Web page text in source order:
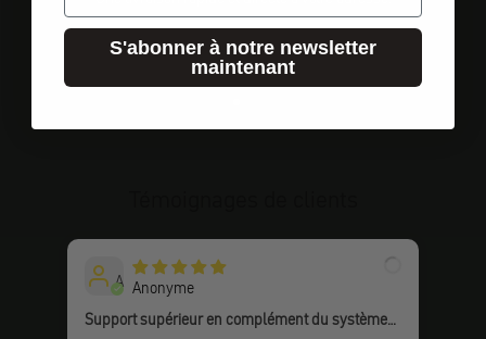
A Anonyme
Support supérieur en complément du système
S'abonner à notre newsletter
maintenant